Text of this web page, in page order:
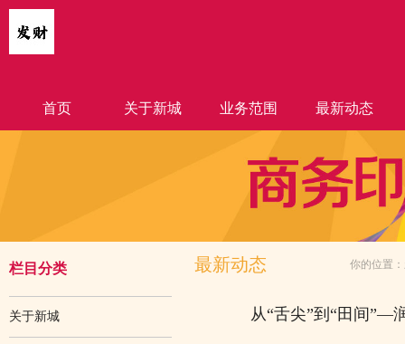
首页 关于新城 业务范围 最新动态
栏目分类
关于新城
最新动态 你的位置：
从“舌尖”到“田间”—